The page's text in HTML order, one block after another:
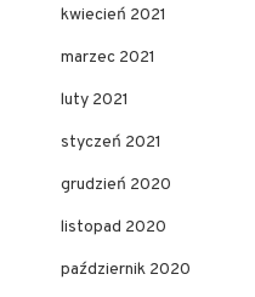
kwiecień 2021
marzec 2021
luty 2021
styczeń 2021
grudzień 2020
listopad 2020
październik 2020